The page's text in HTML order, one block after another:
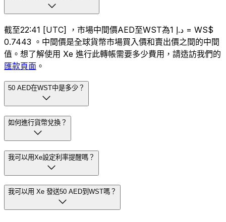
截至22:41 [UTC] ，市場中間價AED至WST為د.إ 1 = WS$
0.7443 。中間價是全球貨幣市場買入價和賣出價之間的中間
值。想了解使用 Xe 進行此轉帳需要多少費用，請造訪我們的
匯款頁面 。
50 AED在WST中是多少？
如何進行貨幣兌換？
我可以用Xe設定利率提醒嗎？
我可以用 Xe 發送50 AED到WST嗎？